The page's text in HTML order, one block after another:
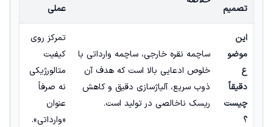
تصمیم
عملی
این
موضو
ع
دقیقاً
چیست
؟
ساچمه نقره خارجی، ساچمه وارداتی با
خلوص ادعایی بالا است که هدف آن
ذوب سریع، آلیاژسازی دقیق و کاهش
ریسک ناخالصی در تولید است.
تمرکز روی
کیفیت
متالورژیکی
نه صرفاً
عنوان
«وارداتی».